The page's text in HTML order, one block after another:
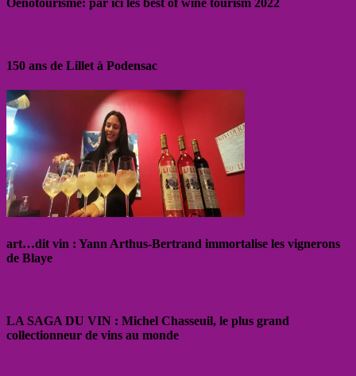
Oenotourisme: par ici les best of wine tourism 2022
150 ans de Lillet à Podensac
art…dit vin : Yann Arthus-Bertrand immortalise les vignerons
de Blaye
LA SAGA DU VIN : Michel Chasseuil, le plus grand
collectionneur de vins au monde